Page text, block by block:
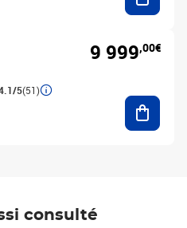
5(51)
9 999,00€
consulté